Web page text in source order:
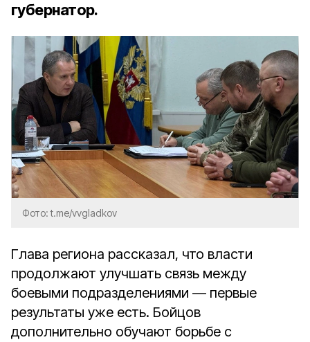
губернатор.
Фото: t.me/vvgladkov
Глава региона рассказал, что власти
продолжают улучшать связь между
боевыми подразделениями — первые
результаты уже есть. Бойцов
дополнительно обучают борьбе с